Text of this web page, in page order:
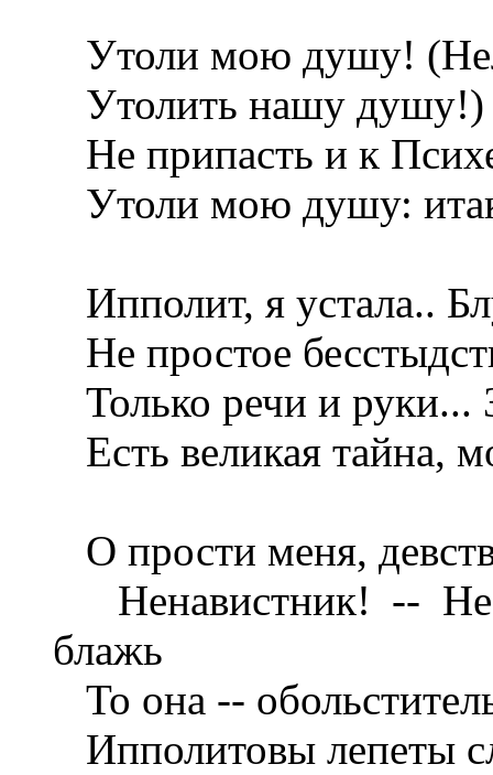
Утоли мою душу!
Утолить нашу душу!)
Не припасть и к
Утоли мою душу:
Ипполит, я устала..
Не простое
Только речи и руки...
Есть великая тайна,
О прости меня,
Ненавистник! -- Не
блажь
То она --
Ипполитовы лепеты